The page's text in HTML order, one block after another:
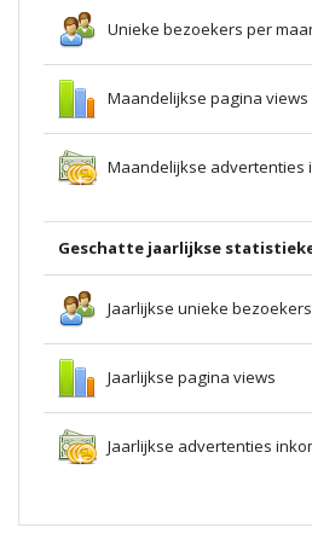
Unieke bezoekers per
Maandelijkse pagina views
Maandelijkse advertenties
Geschatte jaarlijkse
Jaarlijkse unieke bezoekers
Jaarlijkse pagina views
Jaarlijkse advertenties